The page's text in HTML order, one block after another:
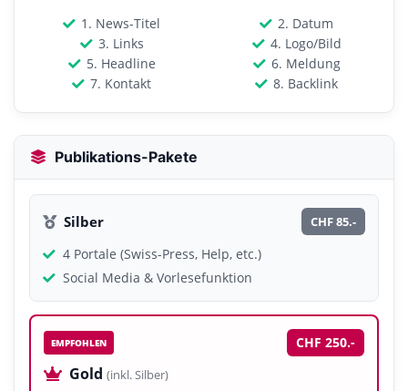
1. News-Titel
2. Datum
3. Links
4. Logo/Bild
5. Headline
6. Meldung
7. Kontakt
8. Backlink
Publikations-Pakete
Silber CHF 85.-
4 Portale (Swiss-Press, Help, etc.)
Social Media & Vorlesefunktion
EMPFOHLEN CHF 250.-
Gold (inkl. Silber)